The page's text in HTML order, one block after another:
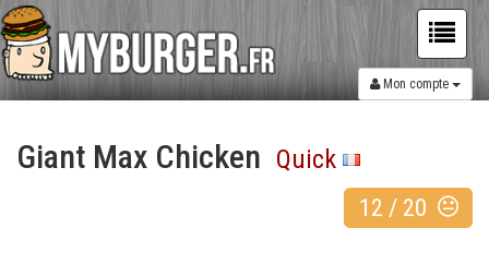
Mon compte
Giant Max Chicken Quick
12 / 20